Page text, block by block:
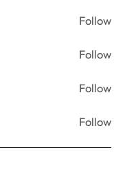
Follow
Follow
Follow
Follow